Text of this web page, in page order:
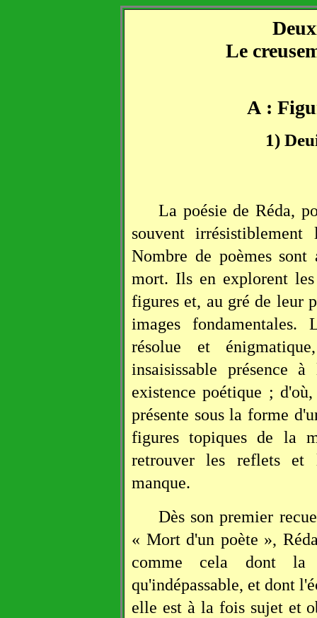
Le
A :
1)
La poésie de Réda,
souvent
Nombre de poèmes sont
mort. Ils en explorent
figures et, au gré de leur
images fondamentales.
résolue et
insaisissable présence
existence poétique ;
présente sous la forme
figures topiques de la
retrouver les reflets et
manque.
Dès son premier
« Mort d'un poète »,
comme cela dont la
qu'indépassable, et dont
elle est à la fois sujet et